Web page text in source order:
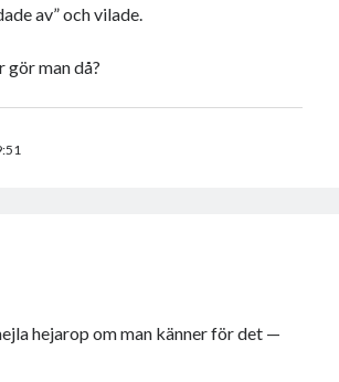
av” och vilade.
gör man då?
hejarop om man känner för det —